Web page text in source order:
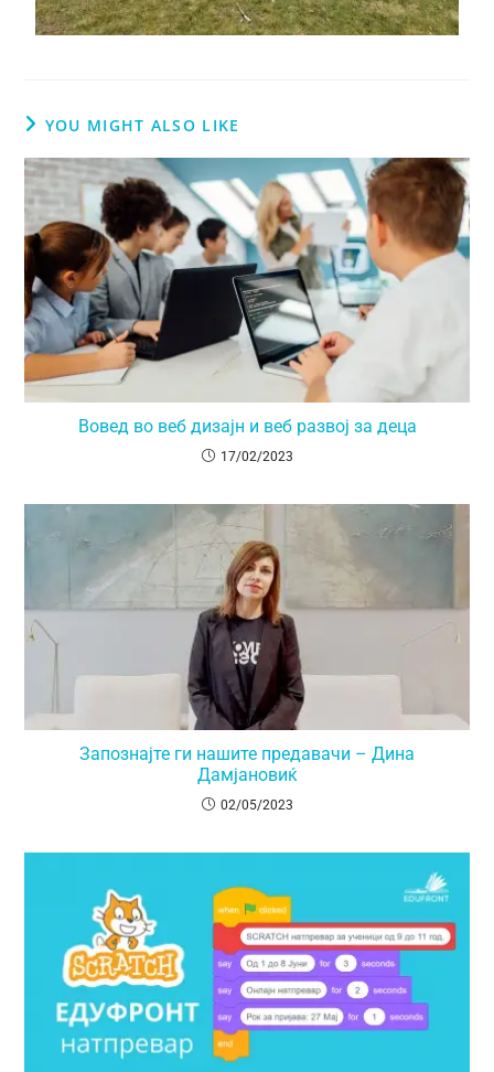
YOU MIGHT ALSO LIKE
Вовед во веб дизајн и веб развој за деца
17/02/2023
Запознајте ги нашите предавачи – Дина
Дамјановиќ
02/05/2023